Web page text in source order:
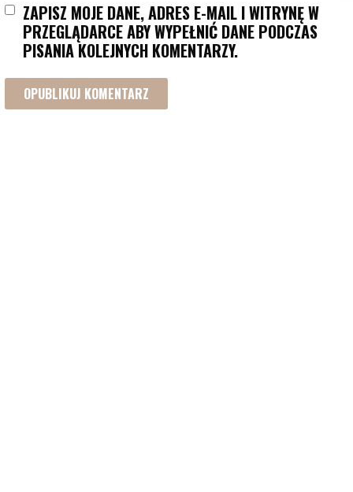
ZAPISZ MOJE DANE, ADRES E-MAIL I WITRYNĘ W
PRZEGLĄDARCE ABY WYPEŁNIĆ DANE PODCZAS
PISANIA KOLEJNYCH KOMENTARZY.